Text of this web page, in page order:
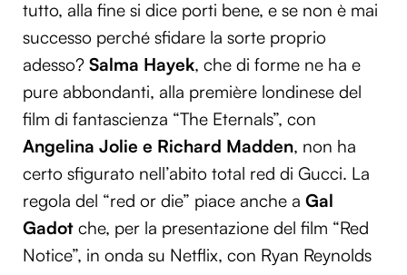
tutto, alla fine si dice porti bene, e se non è mai
successo perché sfidare la sorte proprio
adesso? Salma Hayek, che di forme ne ha e
pure abbondanti, alla première londinese del
film di fantascienza “The Eternals”, con
Angelina Jolie e Richard Madden, non ha
certo sfigurato nell’abito total red di Gucci. La
regola del “red or die” piace anche a Gal
Gadot che, per la presentazione del film “Red
Notice”, in onda su Netflix, con Ryan Reynolds